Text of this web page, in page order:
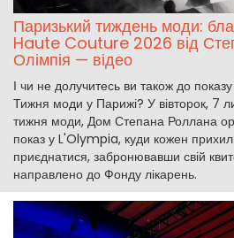
Паризький тиждень моди:
Haute Couture 2026 від
Олімпія — відео
І чи не долучитесь ви також до
Тижня моди у Парижі? У вівторок, 7
тижня моди, Дом Степана Роллана
показ у L'Olympia, куди кожен
приєднатися, забронювавши свій
направлено до Фонду лікарень.